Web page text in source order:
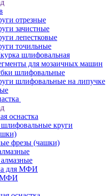
отрезные
зачистные
лепестковые
точильные
шлифовальная
для мозаичных машин
шлифовальные
шлифовальные на липучке
оснастка
круги
фрезы (чашки)
для МФИ
МФИ